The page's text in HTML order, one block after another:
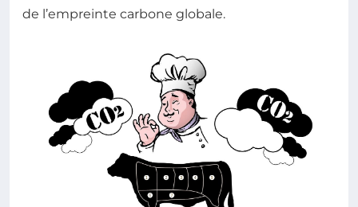
de l’empreinte carbone globale.